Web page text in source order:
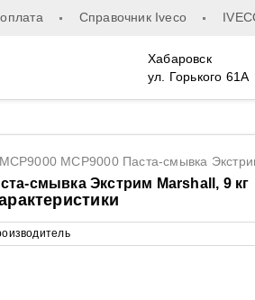
Справочник Iveco
Хабаровск
ул. Горького 61А
MCP9000 Паста-смывка
смывка Экстрим Marshall, 9 кг